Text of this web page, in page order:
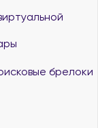
брелоки